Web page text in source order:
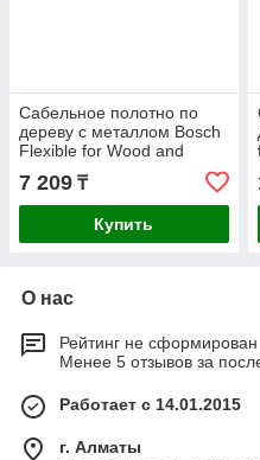
Сабельное полотно по
дереву c металлом Bosch
Flexible for Wood and
7 209 ₸
Купить
О нас
Рейтинг не сформирован
Менее 5 отзывов за
Работает с 14.01.2015
г. Алматы